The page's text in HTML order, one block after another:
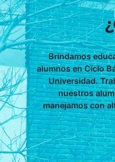
que formes
colaboración nos
pago que prefieras, y
reciban una
COLABORAR
Brindamos
alumnos en Ciclo
Universidad.
nuestros
manejamos con